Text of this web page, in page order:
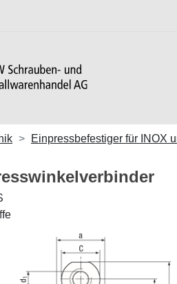
Einpressbefestiger für INOX